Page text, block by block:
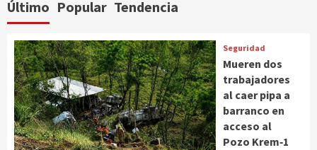
Último Popular Tendencia
Seguridad
Mueren dos
trabajadores
al caer pipa a
barranco en
acceso al
Pozo Krem‑1